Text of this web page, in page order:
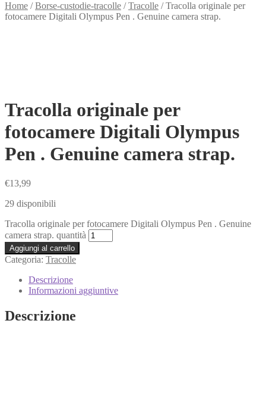
Home /Borse-custodie-tracolle /Tracolle /Tracolla originale per
fotocamere Digitali Olympus Pen . Genuine camera strap.
Tracolla originale per
fotocamere Digitali Olympus
Pen . Genuine camera strap.
€13,99
29 disponibili
Tracolla originale per fotocamere Digitali Olympus Pen . Genuine
camera strap. quantità
Aggiungi al carrello
Categoria: Tracolle
Descrizione
Informazioni aggiuntive
Descrizione